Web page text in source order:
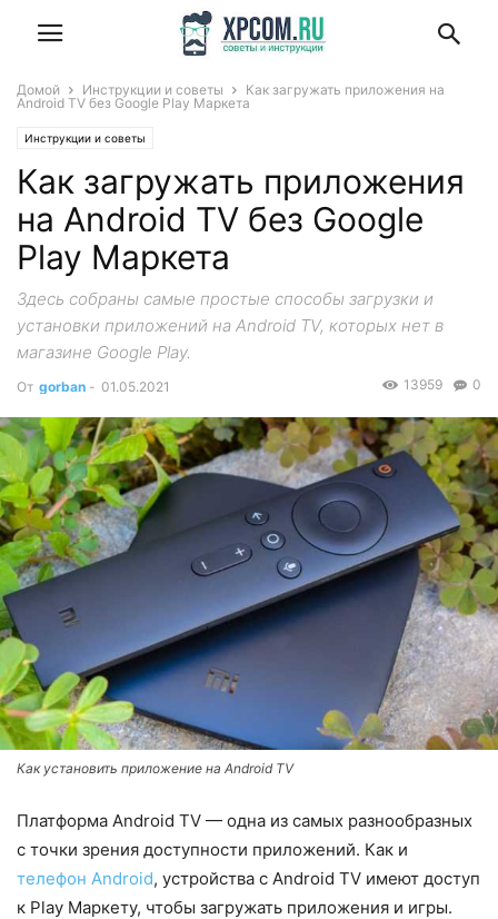
Домой Инструкции и советы
Как загружать приложения на
Android TV без Google Play Маркета
Инструкции и советы
Как загружать приложения
на Android TV без Google
Play Маркета
Здесь собраны самые простые способы загрузки и
установки приложений на Android TV, которых нет в
магазине Google Play.
От gorban - 01.05.2021 0
13959
Как установить приложение на Android TV
Платформа Android TV — одна из самых разнообразных
с точки зрения доступности приложений. Как и
телефон Android, устройства с Android TV имеют доступ
к Play Маркету, чтобы загружать приложения и игры.